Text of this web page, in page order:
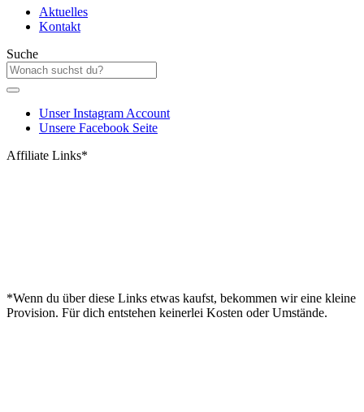
Aktuelles
Kontakt
Suche
Unser Instagram Account
Unsere Facebook Seite
Affiliate Links*
*Wenn du über diese Links etwas kaufst, bekommen wir eine kleine
Provision. Für dich entstehen keinerlei Kosten oder Umstände.